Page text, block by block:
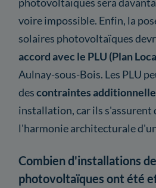
voire impossible. Enfin, la
solaires photovoltaïques
accord avec le PLU (Plan
Aulnay-sous-Bois. Les PLU
descontraintes
installation, car ils s'assurent
l'harmonie architecturale
Combien d'installations
photovoltaïques ont été